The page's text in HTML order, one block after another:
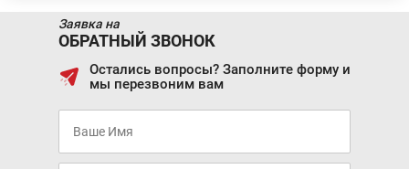
данныхи даю Согласие на обработку персональных данных
Заявка на
ОБРАТНЫЙ ЗВОНОК
Остались вопросы? Заполните форму и
мы перезвоним вам